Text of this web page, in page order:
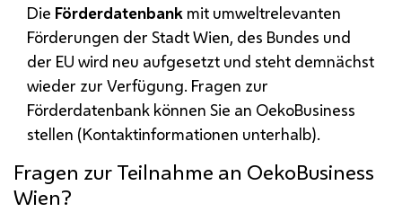
Die Förderdatenbank mit umweltrelevanten
Förderungen der Stadt Wien, des Bundes und
der EU wird neu aufgesetzt und steht demnächst
wieder zur Verfügung. Fragen zur
Förderdatenbank können Sie an OekoBusiness
stellen (Kontaktinformationen unterhalb).
Fragen zur Teilnahme an OekoBusiness
Wien?